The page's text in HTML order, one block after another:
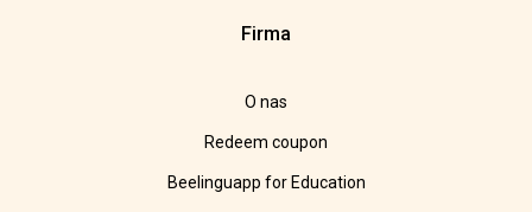
Firma
O nas
Redeem coupon
Beelinguapp for Education